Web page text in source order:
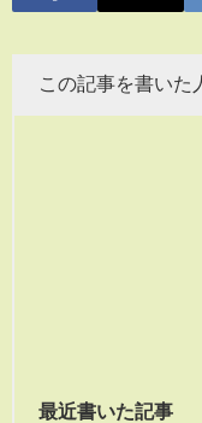
この記事を書いた
最近書いた記事